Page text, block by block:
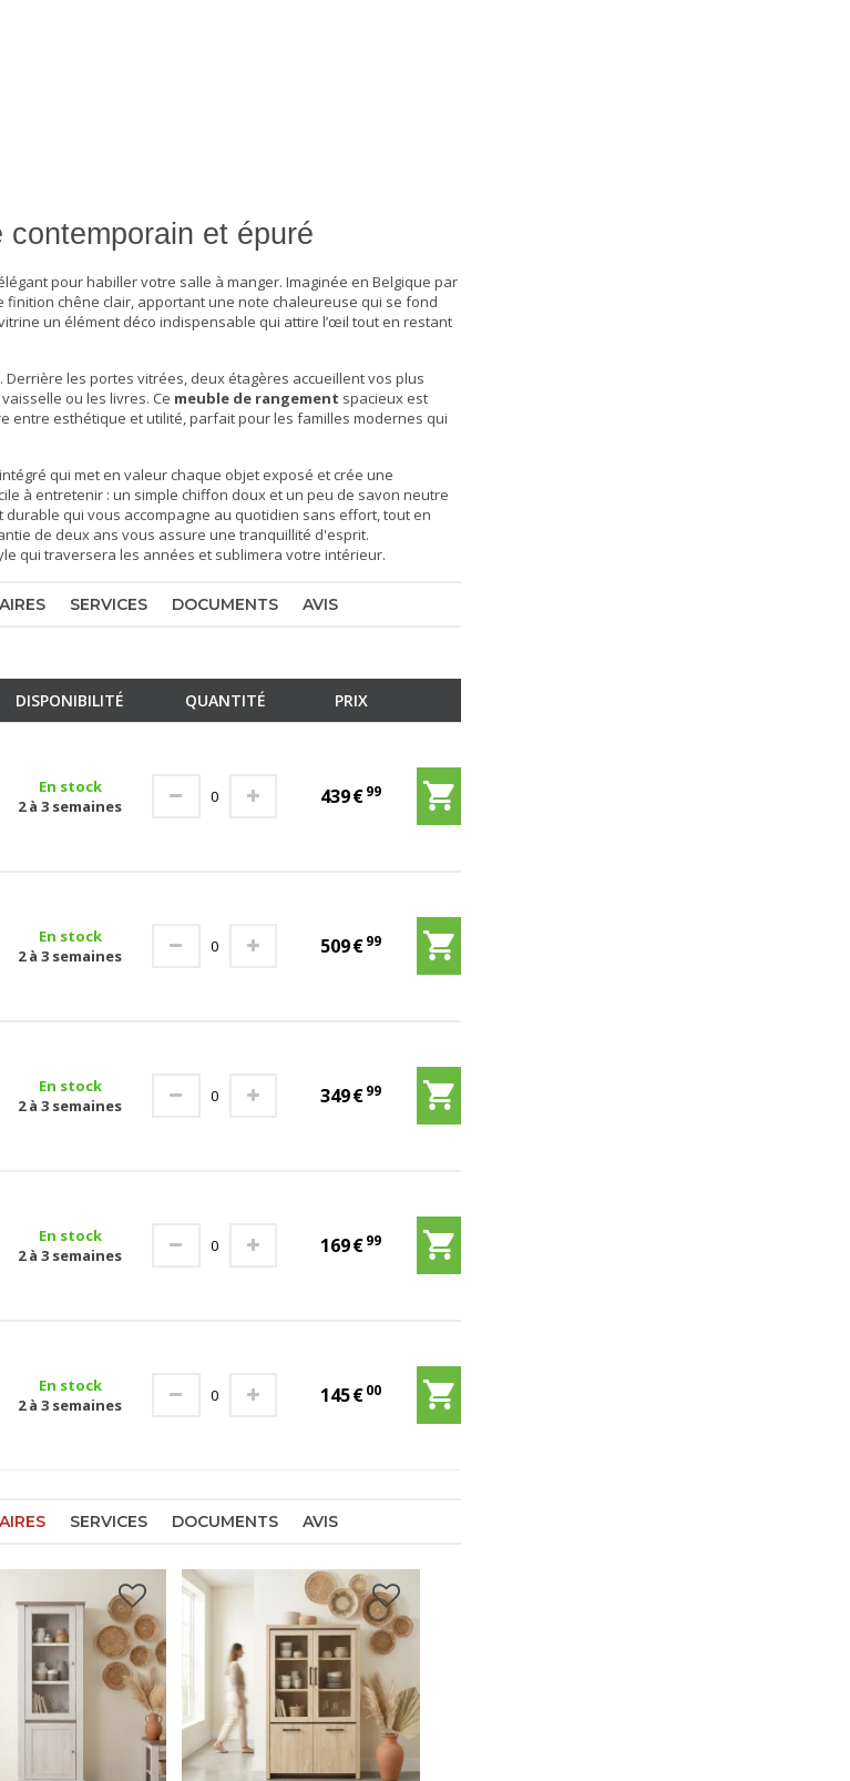
et épuré
pour habiller votre salle à manger. Imaginée en Belgique par
chêne clair, apportant une note chaleureuse qui se fond
un élément déco indispensable qui attire l’œil tout en restant
les portes vitrées, deux étagères accueillent vos plus
ou les livres. Ce meuble de rangement spacieux est
entre esthétique et utilité, parfait pour les familles modernes qui
qui met en valeur chaque objet exposé et crée une
à entretenir : un simple chiffon doux et un peu de savon neutre
qui vous accompagne au quotidien sans effort, tout en
de deux ans vous assure une tranquillité d'esprit.
qui traversera les années et sublimera votre intérieur.
SERVICES DOCUMENTS AVIS
DISPONIBILITÉ QUANTITÉ PRIX
En stock
2 à 3 semaines
439€99
En stock
2 à 3 semaines
509€99
En stock
2 à 3 semaines
349€99
En stock
2 à 3 semaines
169€99
En stock
2 à 3 semaines
145€00
SERVICES DOCUMENTS AVIS